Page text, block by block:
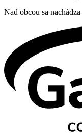
Nad obcou sa